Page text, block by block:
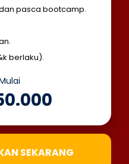
pasca bootcamp.
berlaku).
SEKARANG